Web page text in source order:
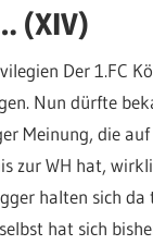
(XIV)
Der 1.FC
Nun dürfte
Meinung, die
zur WH hat,
halten sich
hat sich